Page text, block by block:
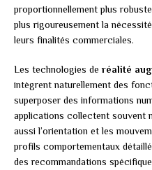
proportionnellement plus
plus rigoureusement la
leurs finalités commerciales.
Les technologies de réalité
intègrent naturellement des
superposer des informations
applications collectent souvent
aussi l’orientation et les
profils comportementaux
des recommandations